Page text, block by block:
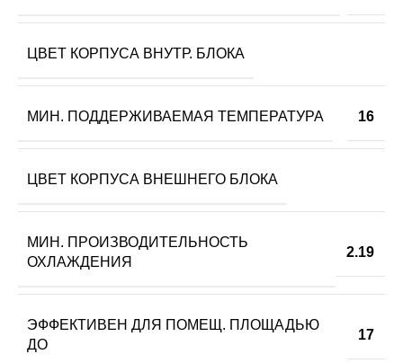
ЦВЕТ КОРПУСА ВНУТР. БЛОКА
МИН. ПОДДЕРЖИВАЕМАЯ ТЕМПЕРАТУРА 16
ЦВЕТ КОРПУСА ВНЕШНЕГО БЛОКА
МИН. ПРОИЗВОДИТЕЛЬНОСТЬ
ОХЛАЖДЕНИЯ
2.19
ЭФФЕКТИВЕН ДЛЯ ПОМЕЩ. ПЛОЩАДЬЮ
ДО
17